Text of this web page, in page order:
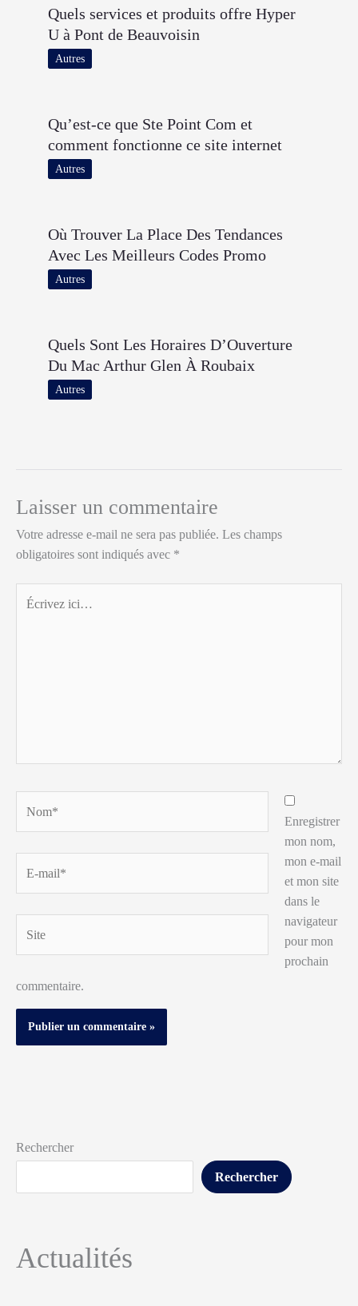
Quels services et produits offre Hyper
U à Pont de Beauvoisin
Autres
Qu’est-ce que Ste Point Com et
comment fonctionne ce site internet
Autres
Où Trouver La Place Des Tendances
Avec Les Meilleurs Codes Promo
Autres
Quels Sont Les Horaires D’Ouverture
Du Mac Arthur Glen À Roubaix
Autres
Laisser un commentaire
Votre adresse e-mail ne sera pas publiée. Les champs
obligatoires sont indiqués avec *
ici…
mail*
Enregistrer
mon nom,
mon e-mail
et mon site
dans le
navigateur
pour mon
prochain
commentaire.
Rechercher
Rechercher
Actualités